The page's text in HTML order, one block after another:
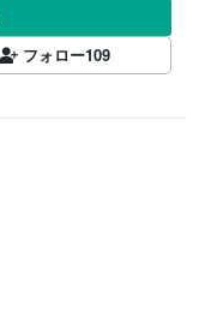
フォロー109